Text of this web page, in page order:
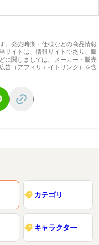
。発売時期・仕様などの商品情報
サイトは、情報サイトであり、販
に関しましては、メーカー・販売
告（アフィリエイトリンク）を含
カテゴリ
キャラクター